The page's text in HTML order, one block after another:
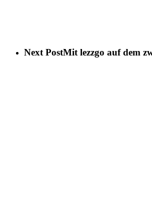
Next PostMit lezzgo auf dem